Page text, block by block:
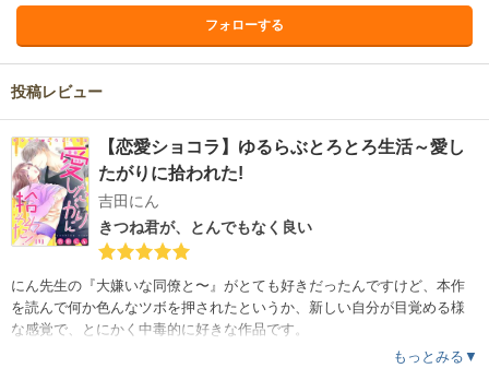
フォローする
投稿レビュー
【恋愛ショコラ】ゆるらぶとろとろ生活～愛し
たがりに拾われた!
吉田にん
きつね君が、とんでもなく良い
にん先生の『大嫌いな同僚と〜』がとても好きだったんですけど、本作
を読んで何か色んなツボを押されたというか、新しい自分が目覚める様
な感覚で、とにかく中毒的に好きな作品です。
ちょっと1巻読み始めると止まらなくて、結局全巻読んでしまいます。毎
もっとみる▼